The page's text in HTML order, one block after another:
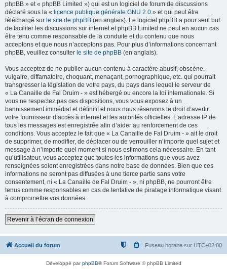
phpBB » et « phpBB Limited ») qui est un logiciel de forum de discussions
déclaré sous la « licence publique générale GNU 2.0 » et qui peut être
téléchargé sur le site de phpBB (en anglais). Le logiciel phpBB a pour seul but
de faciliter les discussions sur internet et phpBB Limited ne peut en aucun cas
être tenu comme responsable de la conduite et du contenu que nous
acceptons et que nous n’acceptons pas. Pour plus d’informations concernant
phpBB, veuillez consulter le site de phpBB (en anglais).
Vous acceptez de ne publier aucun contenu à caractère abusif, obscène,
vulgaire, diffamatoire, choquant, menaçant, pornographique, etc. qui pourrait
transgresser la législation de votre pays, du pays dans lequel le serveur de
« La Canaille de Fal Druim - » est hébergé ou encore la loi internationale. Si
vous ne respectez pas ces dispositions, vous vous exposez à un
bannissement immédiat et définitif et nous nous réservons le droit d’avertir
votre fournisseur d’accès à internet et les autorités officielles. L’adresse IP de
tous les messages est enregistrée afin d’aider au renforcement de ces
conditions. Vous acceptez le fait que « La Canaille de Fal Druim - » ait le droit
de supprimer, de modifier, de déplacer ou de verrouiller n’importe quel sujet et
message à n’importe quel moment si nous estimons cela nécessaire. En tant
qu’utilisateur, vous acceptez que toutes les informations que vous avez
renseignées soient enregistrées dans notre base de données. Bien que ces
informations ne seront pas diffusées à une tierce partie sans votre
consentement, ni « La Canaille de Fal Druim - », ni phpBB, ne pourront être
tenus comme responsables en cas de tentative de piratage informatique visant
à compromettre vos données.
Revenir à l’écran de connexion
Accueil du forum Fuseau horaire sur UTC+02:00
Développé parphpBB® Forum Software © phpBB Limited